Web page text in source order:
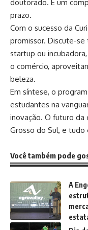
doutorado. É um
prazo.
Com o sucesso da
promissor. Discute-
startup ou
o comércio,
beleza.
Em síntese, o
estudantes na
inovação. O futuro da
Grosso do Sul, e tudo
Você também pode
A